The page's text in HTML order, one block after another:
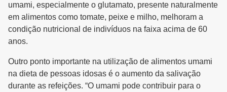
umami, especialmente o glutamato, presente naturalmente
em alimentos como tomate, peixe e milho, melhoram a
condição nutricional de indivíduos na faixa acima de 60
anos.
Outro ponto importante na utilização de alimentos umami
na dieta de pessoas idosas é o aumento da salivação
durante as refeições. “O umami pode contribuir para o